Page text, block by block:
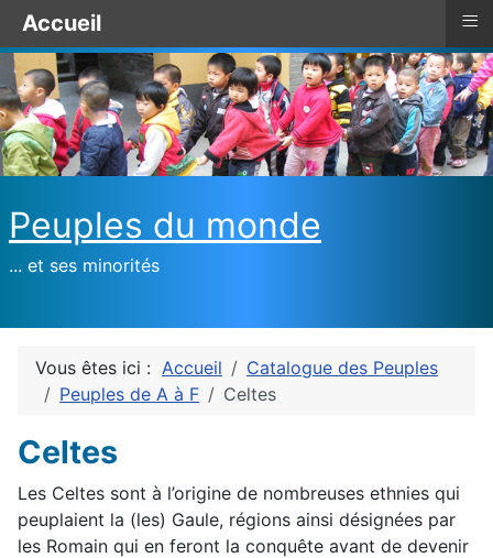
Peuples du monde
... et ses minorités
Vous êtes ici : Accueil
Catalogue des Peuples
Peuples de A à F
Celtes
Celtes
Les Celtes sont à l’origine de nombreuses ethnies qui
peuplaient la (les) Gaule, régions ainsi désignées par
les Romain qui en feront la conquête avant de devenir
Accueil ≡